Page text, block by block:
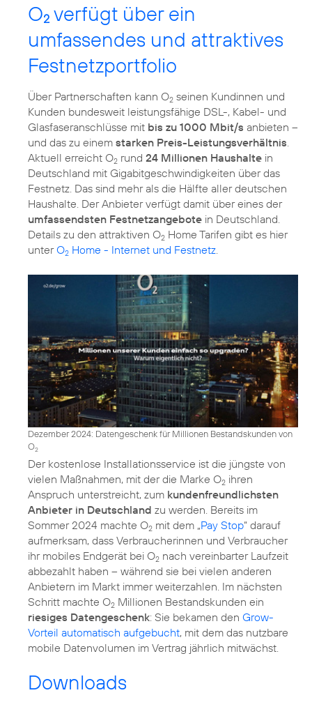
O2 verfügt über ein
umfassendes und attraktives
Festnetzportfolio
Über Partnerschaften kann O2 seinen Kundinnen und
Kunden bundesweit leistungsfähige DSL-, Kabel- und
Glasfaseranschlüsse mit bis zu 1000 Mbit/s anbieten –
und das zu einem starken Preis-Leistungsverhältnis.
Aktuell erreicht O2 rund 24 Millionen Haushalte in
Deutschland mit Gigabitgeschwindigkeiten über das
Festnetz. Das sind mehr als die Hälfte aller deutschen
Haushalte. Der Anbieter verfügt damit über eines der
umfassendsten Festnetzangebote in Deutschland.
Details zu den attraktiven O2 Home Tarifen gibt es hier
unterO2 Home - Internet und Festnetz.
Dezember 2024: Datengeschenk für Millionen Bestandskunden von
O2
Der kostenlose Installationsservice ist die jüngste von
vielen Maßnahmen, mit der die Marke O2 ihren
Anspruch unterstreicht, zum kundenfreundlichsten
Anbieter in Deutschland zu werden. Bereits im
Sommer 2024 machte O2 mit dem „Pay Stop“ darauf
aufmerksam, dass Verbraucherinnen und Verbraucher
ihr mobiles Endgerät bei O2 nach vereinbarter Laufzeit
abbezahlt haben – während sie bei vielen anderen
Anbietern im Markt immer weiterzahlen. Im nächsten
Schritt machte O2 Millionen Bestandskunden ein
riesiges Datengeschenk: Sie bekamen den Grow-
Vorteil automatisch aufgebucht, mit dem das nutzbare
mobile Datenvolumen im Vertrag jährlich mitwächst.
Downloads